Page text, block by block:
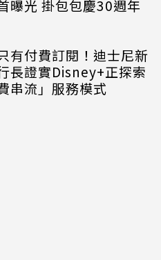
曝光 掛包包慶30週年
有付費訂閱！迪士尼新
長證實Disney+正探索
串流」服務模式